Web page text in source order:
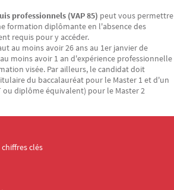
professionnels (VAP 85) peut vous permettre
formation diplômante en l'absence des
requis pour y accéder.
au moins avoir 26 ans au 1er janvier de
moins avoir 1 an d'expérience professionnelle
visée. Par ailleurs, le candidat doit
du baccalauréat pour le Master 1 et d'un
ou diplôme équivalent) pour le Master 2
clés